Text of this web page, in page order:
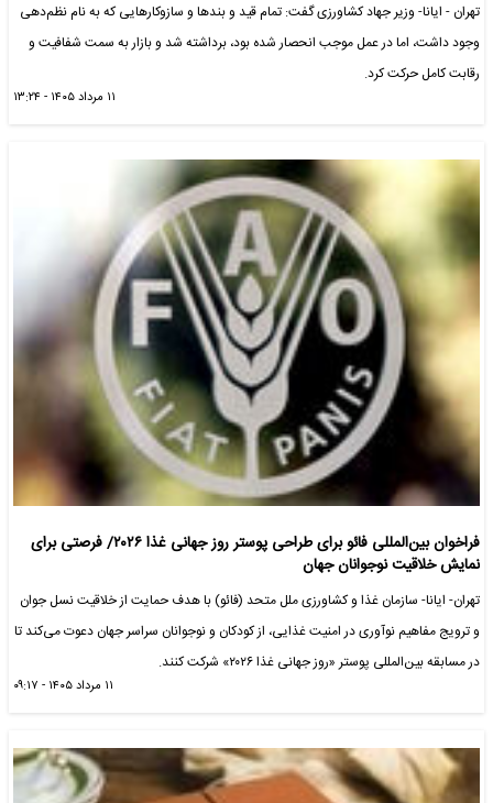
تهران - ایانا- وزیر جهاد کشاورزی گفت: تمام قید و بندها و سازوکارهایی که به نام نظم‌دهی
وجود داشت، اما در عمل موجب انحصار شده بود، برداشته شد و بازار به سمت شفافیت و
رقابت کامل حرکت کرد.
۱۱ مرداد ۱۴۰۵ - ۱۳:۲۴
فراخوان بین‌المللی فائو برای طراحی پوستر روز جهانی غذا ۲۰۲۶/ فرصتی برای
نمایش خلاقیت نوجوانان جهان
تهران- ایانا- سازمان غذا و کشاورزی ملل متحد (فائو) با هدف حمایت از خلاقیت نسل جوان
و ترویج مفاهیم نوآوری در امنیت غذایی، از کودکان و نوجوانان سراسر جهان دعوت می‌کند تا
در مسابقه بین‌المللی پوستر «روز جهانی غذا ۲۰۲۶» شرکت کنند.
۱۱ مرداد ۱۴۰۵ - ۰۹:۱۷